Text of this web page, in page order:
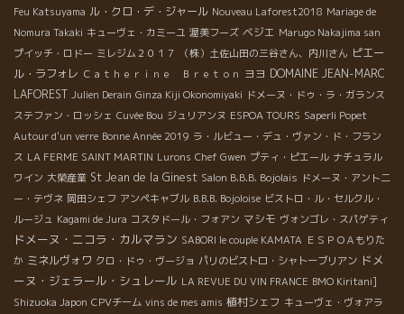
Feu Katsuyama ル・クロ・デ・ジャール Nouveau Laforest2018 Mariage de
Nomura Takaki キューヴェ・カミーユ 渥美フーズ ベジエ Marugo Nakajima san
プイッチ・ロドー ミレジム２０１７ （株）土佐山田の三谷さん、内川さん ピエー
ル・ラフォレ Ｃａｔｈｅｒｉｎｅ Ｂｒｅｔｏｎ ヨヨ DOMAINE JEAN-MARC
LAFOREST Julien Derain Ginza Kiji Okonomiyaki ドメーヌ・ドゥ・ラ・ガランス
ステファン・ロッシェ Cuvée Bou ジュリアンヌ ESPOA TOURS Saperli Popet
Autour d'un verre Bonne Année 2019 ラ・ルビュー・デュ・ヴァン・ド・フラン
ス LA FERME SAINT MARTIN Lurons Chef Gwen プティ・ピエール ナチュラル
ワイン 大榮産業 St Jean de la Ginest Salon B.B.B. Bojolais ドメーヌ・アント二
ー・テヴネ 岡田シェフ アンペキャブル B.B.B. Bojoloise ビストロ・ル・セルクル・
ルージュ Kagami de Jura コスタドール・フォアン マシモ ヴォンゴレ・スパゲティ
ドメーヌ・ニコラ・カルマラン SABORI le couple KAMATA ＥＳＰＯＡもりた
か ミネルヴォワ クロ・ドゥ・ヴージョ パリのビストロ・シャトーブリアン ドメ
ーヌ・ジェラール・シュレール LA REVUE DU VIN FRANCE BMO Kiritani]
Shizuoka Japon CPVチーム vins de mes amis 植村シェフ キューヴェ・ヴォアラ